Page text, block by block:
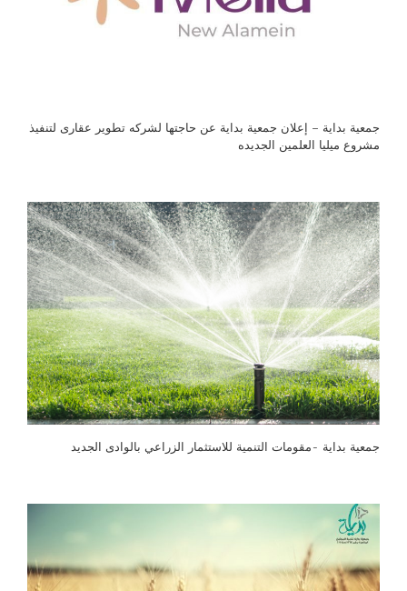
جمعية بداية – إعلان جمعية بداية عن حاجتها لشركه تطوير عقارى لتنفيذ
مشروع ميليا العلمين الجديده
جمعية بداية -مقومات التنمية للاستثمار الزراعي بالوادى الجديد